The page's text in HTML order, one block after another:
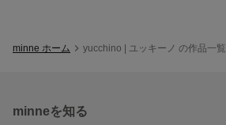
minne ホーム yucchino | ユッキーノ の作品一覧
minneを知る